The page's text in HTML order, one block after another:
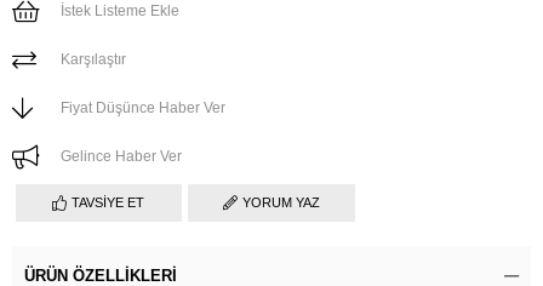
İstek Listeme Ekle
Karşılaştır
Fiyat Düşünce Haber Ver
Gelince Haber Ver
TAVSIYE ET YORUM YAZ
ÜRÜN ÖZELLIKLERI